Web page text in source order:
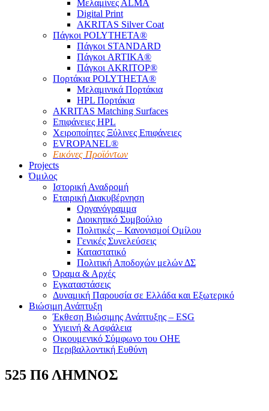
Μελαμίνες ΑLMA
Digital Print
AKRITAS Silver Coat
Πάγκοι POLYTHETA®
Πάγκοι STANDARD
Πάγκοι ARTIKA®
Πάγκοι AKRITOP®
Πορτάκια POLYTHETA®
Μελαμινικά Πορτάκια
HPL Πορτάκια
AKRITAS Matching Surfaces
Επιφάνειες HPL
Χειροποίητες Ξύλινες Επιφάνειες
EVROPANEL®
Εικόνες Προϊόντων
Projects
Όμιλος
Ιστορική Αναδρομή
Εταιρική Διακυβέρνηση
Οργανόγραμμα
Διοικητικό Συμβούλιο
Πολιτικές – Κανονισμοί Ομίλου
Γενικές Συνελεύσεις
Καταστατικό
Πολιτική Αποδοχών μελών ΔΣ
Όραμα & Αρχές
Εγκαταστάσεις
Δυναμική Παρουσία σε Ελλάδα και Εξωτερικό
Βιώσιμη Ανάπτυξη
Έκθεση Βιώσιμης Ανάπτυξης – ESG
Υγιεινή & Ασφάλεια
Οικουμενικό Σύμφωνο του ΟΗΕ
Περιβαλλοντική Ευθύνη
525 Π6 ΛΗΜΝΟΣ